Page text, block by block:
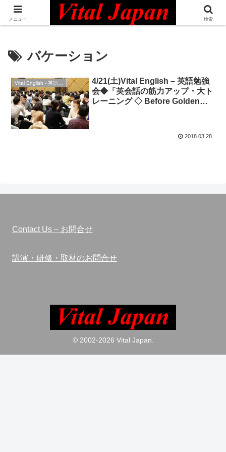
日本最大級の英語コミュニティ・Bilingual Professionals Network
バケーション
Vital English - 英語勉強会
4/21(土)Vital English – 英語勉強
会◆「英会話の筋力アップ・大ト
レーニング ◇ Before Golden
2018.03.28
Contact Us – お問合せ
講演・研修・取材のお問合せ
© 2002-2026 Vital Japan.
メニュー 検索